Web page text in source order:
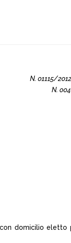
N. 01115/
N.
domicilio eletto